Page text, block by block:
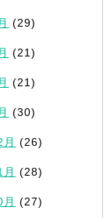
(29)
(21)
(21)
(30)
(26)
(28)
(27)